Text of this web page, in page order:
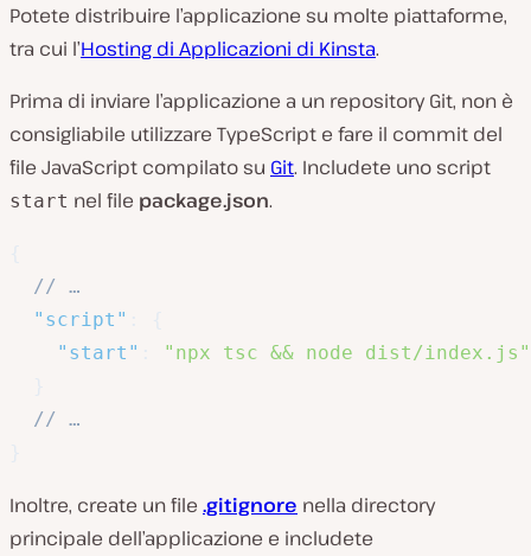
Potete distribuire l’applicazione su molte piattaforme,
tra cui l’Hosting di Applicazioni di Kinsta.
Prima di inviare l’applicazione a un repository Git, non è
consigliabile utilizzare TypeScript e fare il commit del
file JavaScript compilato su Git. Includete uno script
start nel file package.json.
// …
"script"
"start"
"npx tsc && node dist/index.js"
Inoltre, create un file .gitignore nella directory
principale dell’applicazione e includete